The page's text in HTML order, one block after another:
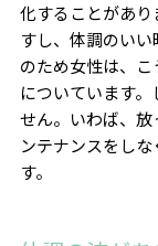
化することがあ
すし、体調のい
のため女性は、
についています
せん。いわば、放
ンテナンスをし
す。